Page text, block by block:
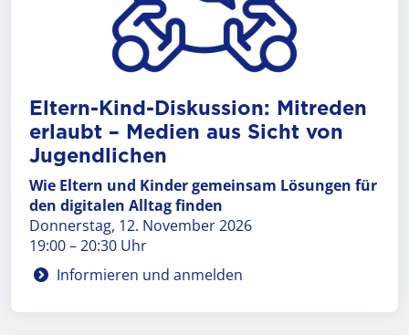
Eltern-Kind-Dis­kussion: Mit­reden
er­laubt – Medien aus Sicht von
Jugend­lichen
Wie Eltern und Kinder gemeinsam Lösungen für
den digitalen Alltag finden
Donnerstag, 12. November 2026
19:00 – 20:30 Uhr
Informieren und anmelden